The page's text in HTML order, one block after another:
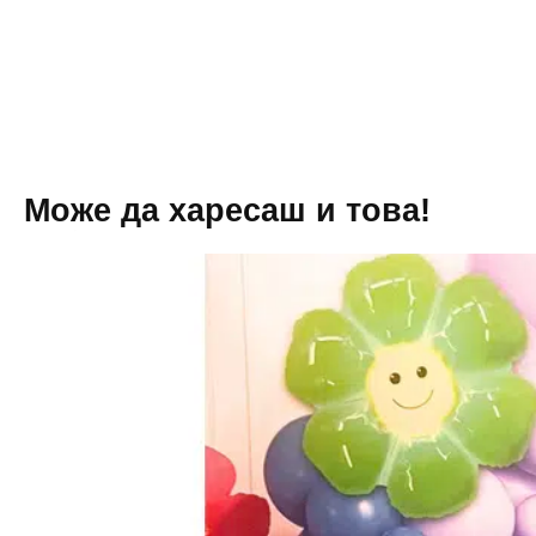
Може да харесаш и това!